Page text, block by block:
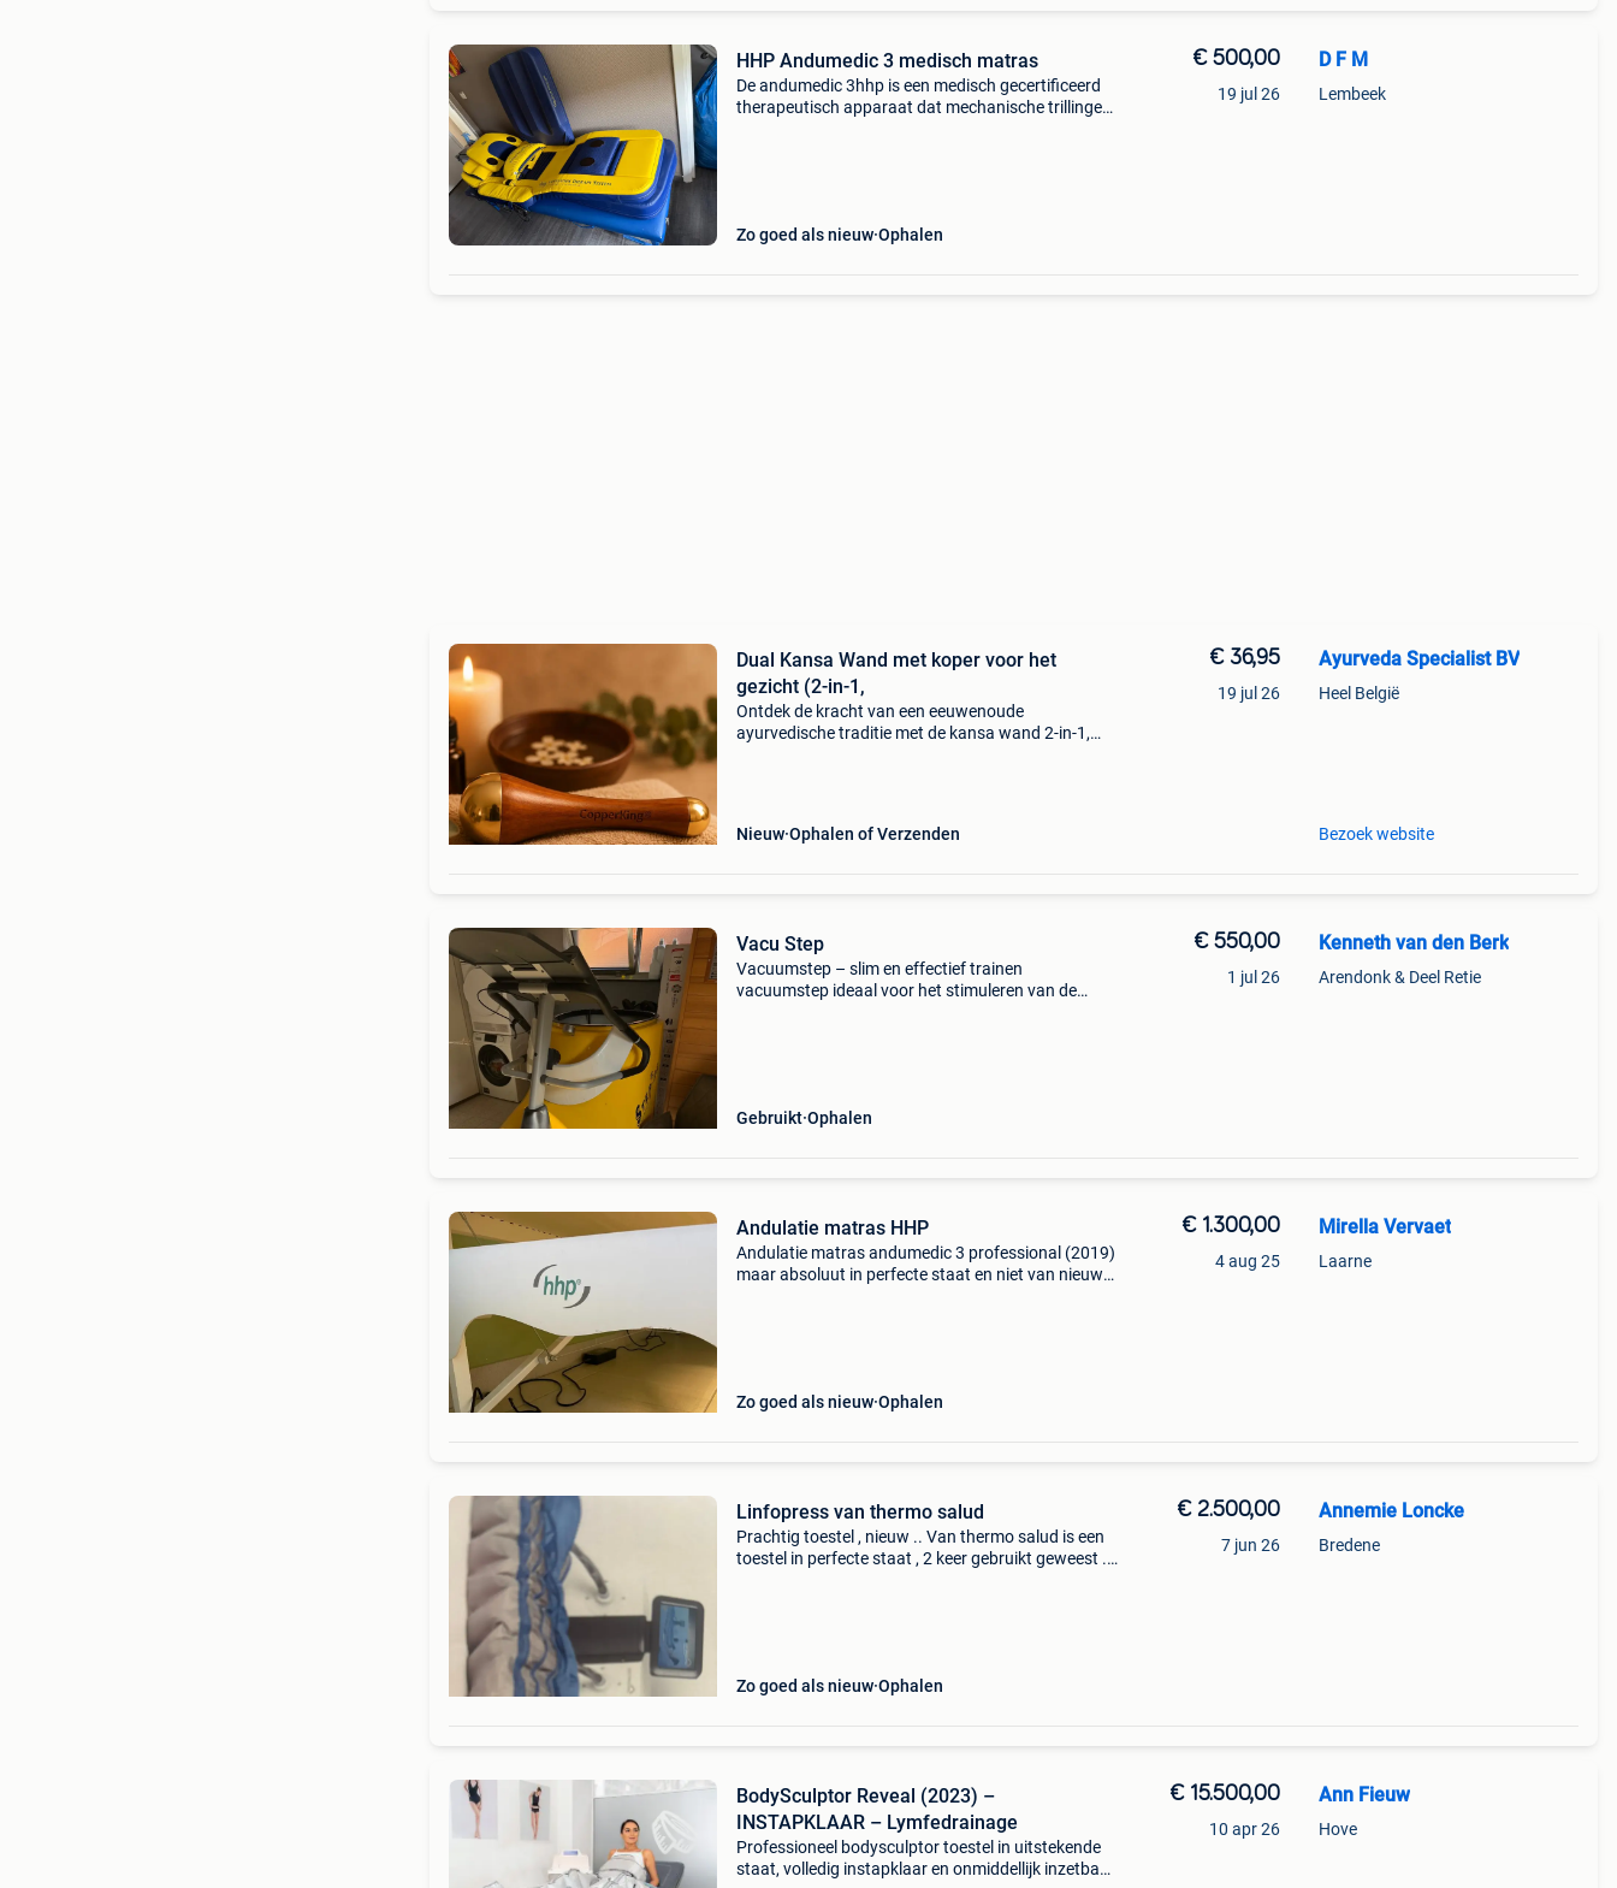
HHP Andumedic 3 medisch matras
De andumedic 3hhp is een medisch gecertificeerd
therapeutisch apparaat dat mechanische trillingen
Zo goed als nieuw Ophalen
€ 500,00
19 jul 26
D F M
Lembeek
Dual Kansa Wand met koper voor het
gezicht (2-in-1,
Ontdek de kracht van een eeuwenoude
ayurvedische traditie met de kansa wand 2-in-1,
Nieuw Ophalen of Verzenden
€ 36,95
19 jul 26
Ayurveda Specialist BV
Heel België
Bezoek website
Vacu Step
Vacuumstep – slim en effectief trainen
vacuumstep ideaal voor het stimuleren van de
Gebruikt Ophalen
€ 550,00
1 jul 26
Kenneth van den Berk
Arendonk & Deel Retie
Andulatie matras HHP
Andulatie matras andumedic 3 professional (2019)
maar absoluut in perfecte staat en niet van nieuw
Zo goed als nieuw Ophalen
€ 1.300,00
4 aug 25
Mirella Vervaet
Laarne
Linfopress van thermo salud
Prachtig toestel , nieuw .. Van thermo salud is een
toestel in perfecte staat , 2 keer gebruikt geweest ..
Zo goed als nieuw Ophalen
€ 2.500,00
7 jun 26
Annemie Loncke
Bredene
BodySculptor Reveal (2023) –
INSTAPKLAAR – Lymfedrainage
Professioneel bodysculptor toestel in uitstekende
staat, volledig instapklaar en onmiddellijk inzetbaar
€ 15.500,00
10 apr 26
Ann Fieuw
Hove